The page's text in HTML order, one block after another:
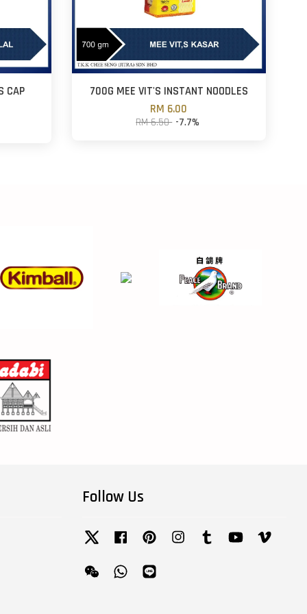
CAP
700G MEE VIT'S INSTANT NOODLES
RM 6.00
RM 6.50 -7.7%
Follow Us
Twitter Facebook Pinterest InstagramTumblr YouTube
Wechat Whatsapp